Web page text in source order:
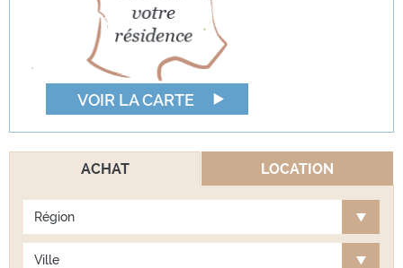
VOIR LA CARTE
ACHAT LOCATION
Région
Ville